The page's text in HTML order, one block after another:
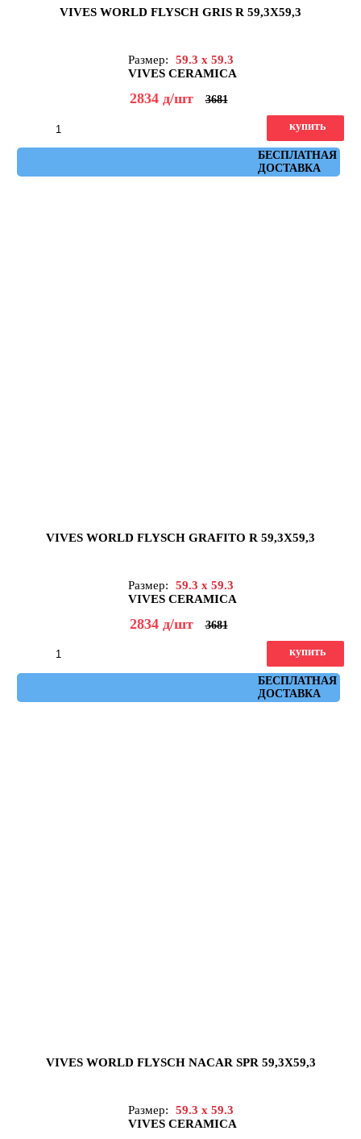
VIVES WORLD FLYSCH GRIS R 59,3X59,3
Размер:
59.3 x 59.3
VIVES CERAMICA
2834 д/шт 3681
БЕСПЛАТНАЯ
ДОСТАВКА
купить
VIVES WORLD FLYSCH GRAFITO R 59,3X59,3
Размер:
59.3 x 59.3
VIVES CERAMICA
2834 д/шт 3681
БЕСПЛАТНАЯ
ДОСТАВКА
купить
VIVES WORLD FLYSCH NACAR SPR 59,3X59,3
Размер:
59.3 x 59.3
VIVES CERAMICA